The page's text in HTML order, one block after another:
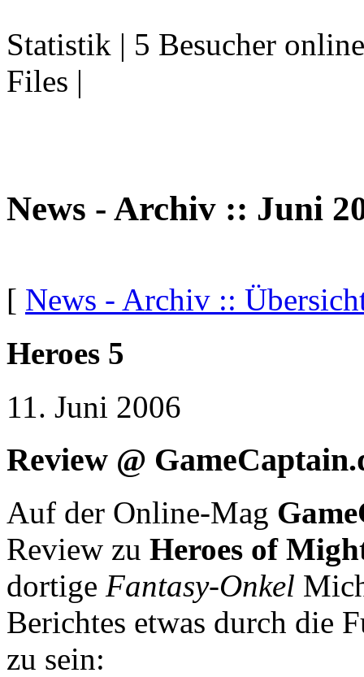
Statistik | 5 Besucher
Files |
News - Archiv :: Juni
[ News - Archiv ::
Heroes 5
11. Juni 2006
Review @
Auf der Online-Mag
Review zu Heroes of
dortige Fantasy-Onkel
Berichtes etwas durch die
zu sein: